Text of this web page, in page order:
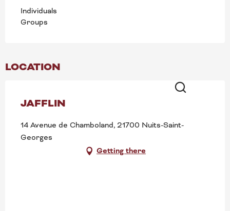
Individuals
Groups
LOCATION
JAFFLIN
14 Avenue de Chamboland, 21700 Nuits-Saint-
Georges
Getting there